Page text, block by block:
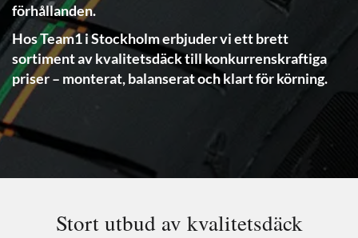
förhållanden.
Hos Team1 i Stockholm erbjuder vi ett brett
sortiment av kvalitetsdäck till konkurrenskraftiga
priser – monterat, balanserat och klart för körning.
Stort utbud av kvalitetsdäck